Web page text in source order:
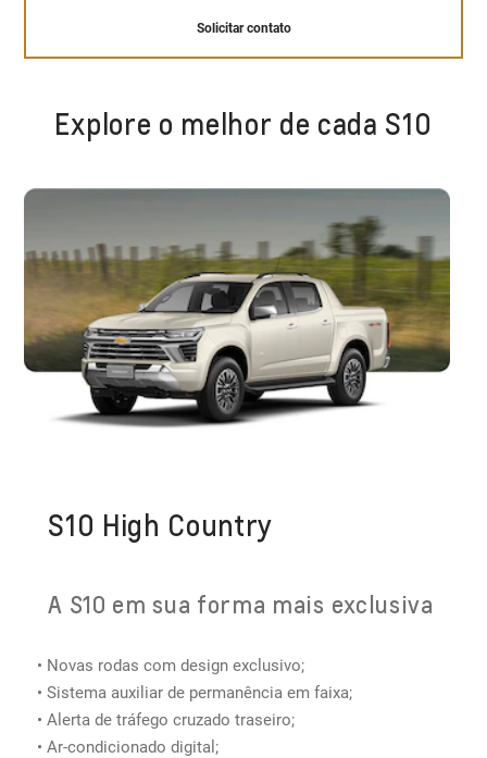
Solicitar contato
Explore o melhor de cada S10
S10 High Country
A S10 em sua forma mais exclusiva
• Novas rodas com design exclusivo;
• Sistema auxiliar de permanência em faixa;
• Alerta de tráfego cruzado traseiro;
• Ar-condicionado digital​;